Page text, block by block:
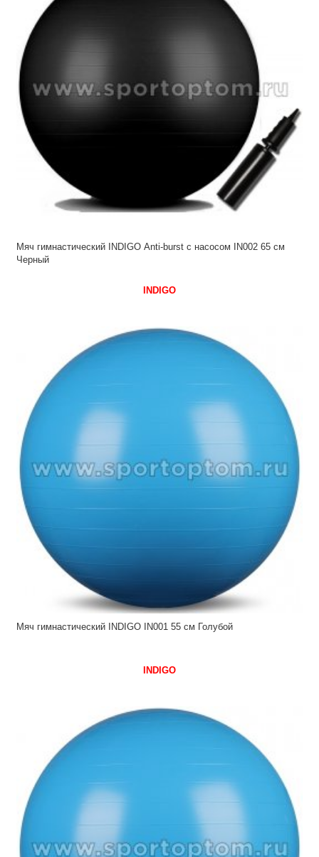
Мяч гимнастический INDIGO Anti-burst с насосом IN002 65 см
Черный
INDIGO
Мяч гимнастический INDIGO IN001 55 см Голубой
INDIGO